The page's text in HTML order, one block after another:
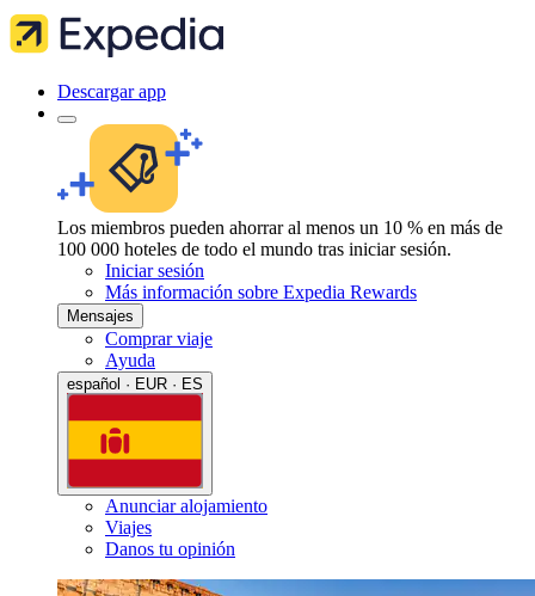
Descargar app
Los miembros pueden ahorrar al menos un 10 % en más de
100 000 hoteles de todo el mundo tras iniciar sesión.
Iniciar sesión
Más información sobre Expedia Rewards
Mensajes
Comprar viaje
Ayuda
español · EUR · ES
Anunciar alojamiento
Viajes
Danos tu opinión